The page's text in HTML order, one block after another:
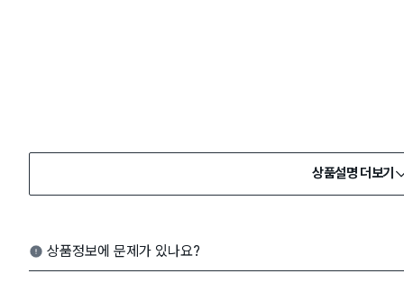
상품설명 더보기
상품정보에 문제가 있나요?